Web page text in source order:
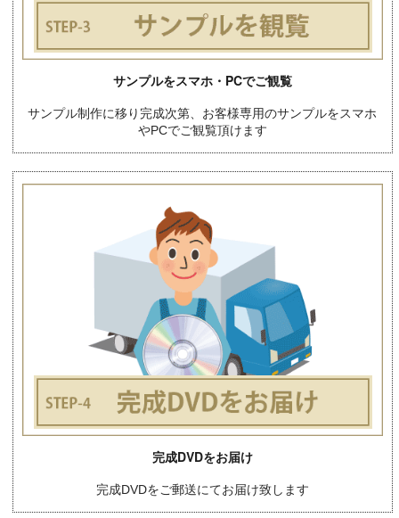
サンプルをスマホ・PCでご観覧
サンプル制作に移り完成次第、お客様専用のサンプルをスマホ
やPCでご観覧頂けます
完成DVDをお届け
完成DVDをご郵送にてお届け致します